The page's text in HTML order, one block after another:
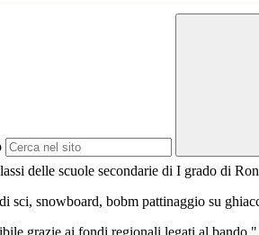
delle scuole secondarie di I grado di
sci, snowboard, bobm pattinaggio su